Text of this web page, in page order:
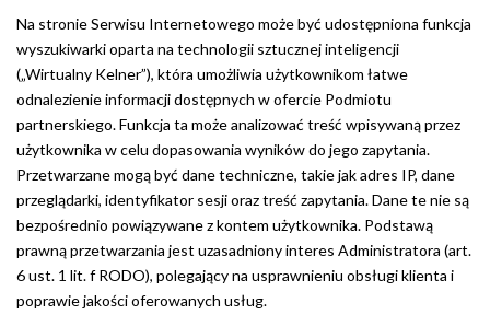
Na stronie Serwisu Internetowego może być udostępniona funkcja
wyszukiwarki oparta na technologii sztucznej inteligencji
(„Wirtualny Kelner”), która umożliwia użytkownikom łatwe
odnalezienie informacji dostępnych w ofercie Podmiotu
partnerskiego. Funkcja ta może analizować treść wpisywaną przez
użytkownika w celu dopasowania wyników do jego zapytania.
Przetwarzane mogą być dane techniczne, takie jak adres IP, dane
przeglądarki, identyfikator sesji oraz treść zapytania. Dane te nie są
bezpośrednio powiązywane z kontem użytkownika. Podstawą
prawną przetwarzania jest uzasadniony interes Administratora (art.
6 ust. 1 lit. f RODO), polegający na usprawnieniu obsługi klienta i
poprawie jakości oferowanych usług.